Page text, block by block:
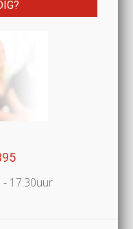
- 17.30uur